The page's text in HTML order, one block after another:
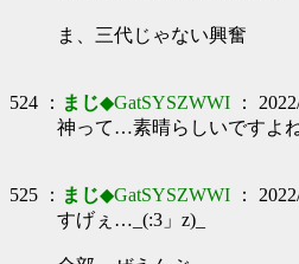
ま、三代じゃない興奮
524 ： まじ◆GatSYSZWWI ：
神って…素晴らしいですよね
525 ： まじ◆GatSYSZWWI ：
すげぇ…_(:3」z)_